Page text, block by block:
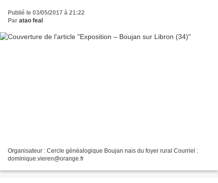
Publié le 03/05/2017 à 21:22
Par atao feal
Organisateur : Cercle généalogique Boujan nais du foyer rural Courriel :
dominique.vieren@orange.fr